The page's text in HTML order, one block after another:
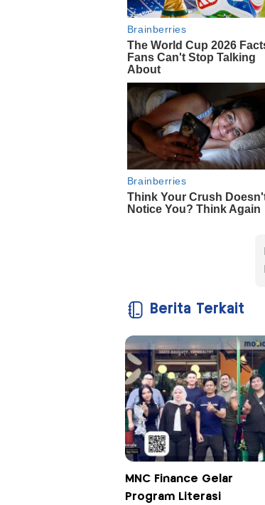
Berita Terkait
MNC Finance Gelar
Program Literasi